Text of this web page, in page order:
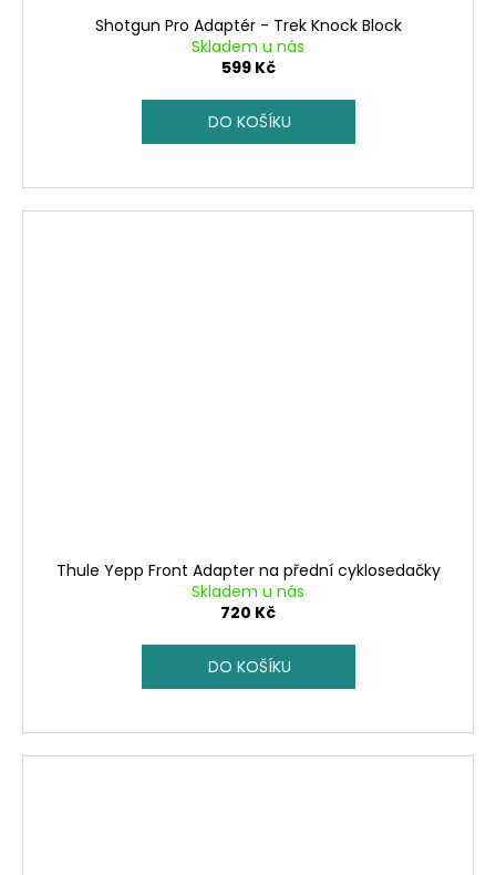
Shotgun Pro Adaptér - Trek Knock Block
Skladem u nás
599 Kč
DO KOŠÍKU
Thule Yepp Front Adapter na přední cyklosedačky
Skladem u nás
720 Kč
DO KOŠÍKU